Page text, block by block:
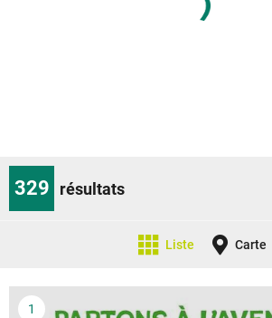
329 résultats
Liste Carte